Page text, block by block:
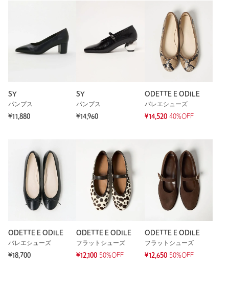
SY
パンプス
¥11,880
SY
パンプス
¥14,960
ODETTE E ODILE
バレエシューズ
¥14,520 40%OFF
ODETTE E ODILE
バレエシューズ
¥18,700
ODETTE E ODILE
フラットシューズ
¥12,100 50%OFF
ODETTE E ODILE
フラットシューズ
¥12,650 50%OFF